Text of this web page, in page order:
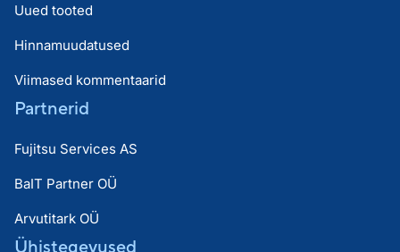
Uued tooted
Hinnamuudatused
Viimased kommentaarid
Partnerid
Fujitsu Services AS
BaIT Partner OÜ
Arvutitark OÜ
Ühistegevused